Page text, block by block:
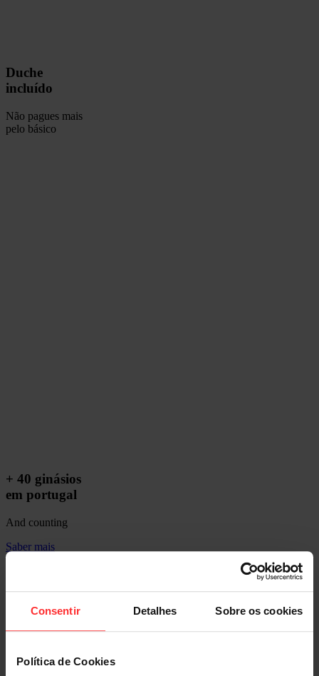
Consentir Detalhes Sobre os cookies
Política de Cookies
Duche
incluído
Não pagues mais
pelo básico
+ 40 ginásios
em portugal
And counting
Saber mais
FUNCTION